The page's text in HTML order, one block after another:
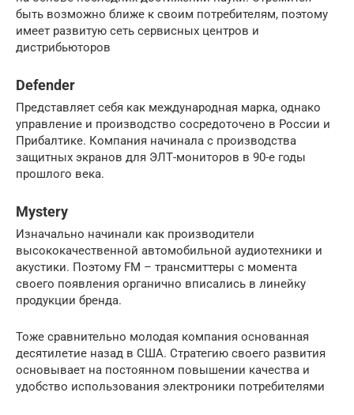
быть возможно ближе к своим потребителям, поэтому
имеет развитую сеть сервисных центров и
дистрибьюторов
Defender
Представляет себя как международная марка, однако
управление и производство сосредоточено в России и
Прибалтике. Компания начинала с производства
защитных экранов для ЭЛТ-мониторов в 90-е годы
прошлого века.
Mystery
Изначально начинали как производители
высококачественной автомобильной аудиотехники и
акустики. Поэтому FM – трансмиттеры с момента
своего появления органично вписались в линейку
продукции бренда.
Тоже сравнительно молодая компания основанная
десятилетие назад в США. Стратегию своего развития
основывает на постоянном повышении качества и
удобство использования электроники потребителями